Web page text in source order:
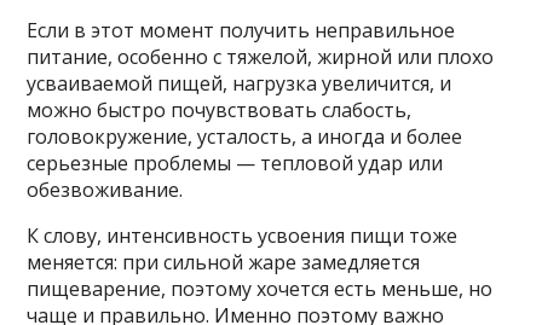
Если в этот момент получить неправильное
питание, особенно с тяжелой, жирной или плохо
усваиваемой пищей, нагрузка увеличится, и
можно быстро почувствовать слабость,
головокружение, усталость, а иногда и более
серьезные проблемы — тепловой удар или
обезвоживание.
К слову, интенсивность усвоения пищи тоже
меняется: при сильной жаре замедляется
пищеварение, поэтому хочется есть меньше, но
чаще и правильно. Именно поэтому важно